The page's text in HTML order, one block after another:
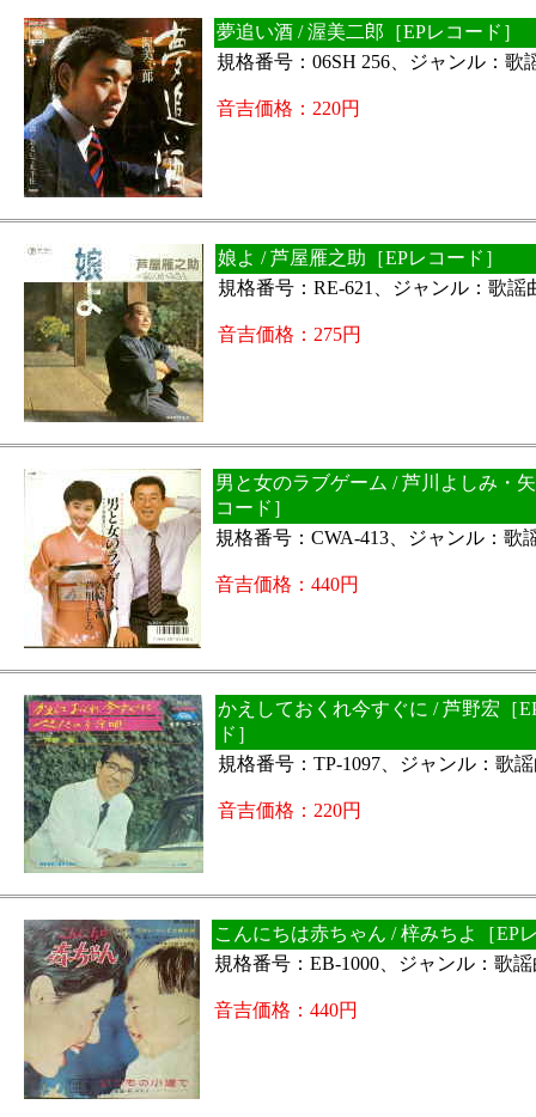
夢追い酒 / 渥美二郎［EPレコード］
規格番号：06SH 256、ジャンル：歌
音吉価格：220円
娘よ / 芦屋雁之助［EPレコード］
規格番号：RE-621、ジャンル：歌謡
音吉価格：275円
男と女のラブゲーム / 芦川よしみ・
コード］
規格番号：CWA-413、ジャンル：歌
音吉価格：440円
かえしておくれ今すぐに / 芦野宏［
ド］
規格番号：TP-1097、ジャンル：歌
音吉価格：220円
こんにちは赤ちゃん / 梓みちよ［EP
規格番号：EB-1000、ジャンル：歌
音吉価格：440円